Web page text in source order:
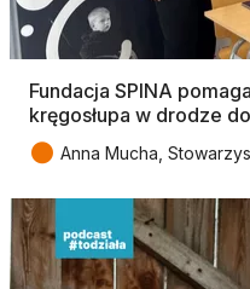
Fundacja SPINA
kręgosłupa w drodze
● Anna Mucha,